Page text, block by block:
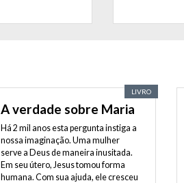
LIVRO
A verdade sobre Maria
Há 2 mil anos esta pergunta instiga a
nossa imaginação. Uma mulher
serve a Deus de maneira inusitada.
Em seu útero, Jesus tomou forma
humana. Com sua ajuda, ele cresceu